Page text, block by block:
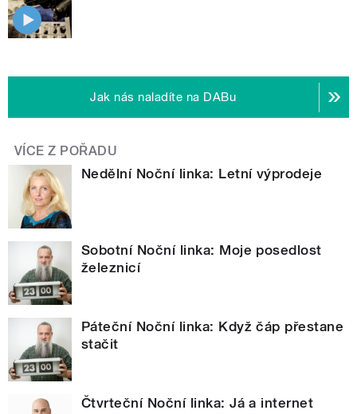
Jak nás naladíte na DABu
VÍCE Z POŘADU
Nedělní Noční linka: Letní výprodeje
Sobotní Noční linka: Moje posedlost
železnicí
Páteční Noční linka: Když čáp přestane
stačit
Čtvrteční Noční linka: Já a internet